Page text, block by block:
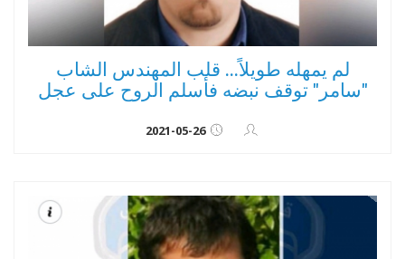
لم يمهله طويلاً... قلب المهندس الشاب
"سامر" توقف نبضه فأسلم الروح على عجل
2021-05-26